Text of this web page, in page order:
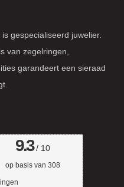
gespecialiseerd juwelier.
van zegelringen,
garandeert een sieraad
9.3/ 10
op basis van 308